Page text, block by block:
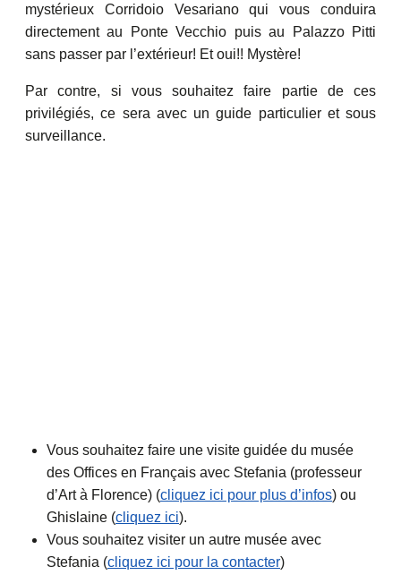
mystérieux Corridoio Vesariano qui vous conduira
directement au Ponte Vecchio puis au Palazzo Pitti
sans passer par l’extérieur! Et oui!! Mystère!
Par contre, si vous souhaitez faire partie de ces
privilégiés, ce sera avec un guide particulier et sous
surveillance.
Vous souhaitez faire une visite guidée du musée
des Offices en Français avec Stefania (professeur
d’Art à Florence) (cliquez ici pour plus d’infos) ou
Ghislaine (cliquez ici).
Vous souhaitez visiter un autre musée avec
Stefania (cliquez ici pour la contacter)